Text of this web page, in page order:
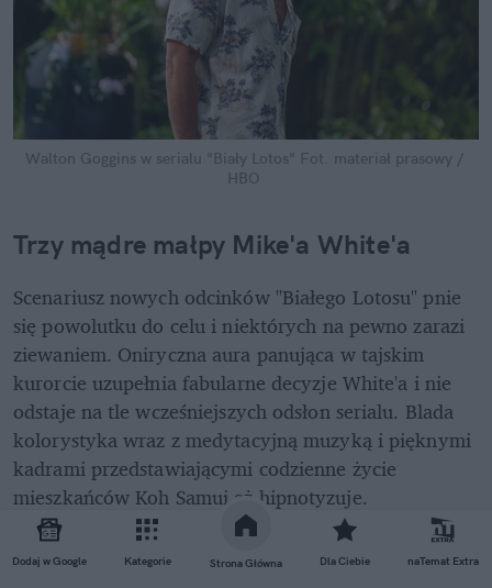
Dodaj w Google Kategorie Strona Główna Dla Ciebie naTemat Extra
Walton Goggins w serialu "Biały Lotos"
Fot. materiał prasowy /
HBO
Trzy mądre małpy Mike'a White'a
Scenariusz nowych odcinków "Białego Lotosu" pnie
się powolutku do celu i niektórych na pewno zarazi
ziewaniem. Oniryczna aura panująca w tajskim
kurorcie uzupełnia fabularne decyzje White'a i nie
odstaje na tle wcześniejszych odsłon serialu. Blada
kolorystyka wraz z medytacyjną muzyką i pięknymi
kadrami przedstawiającymi codzienne życie
mieszkańców Koh Samui aż hipnotyzuje.